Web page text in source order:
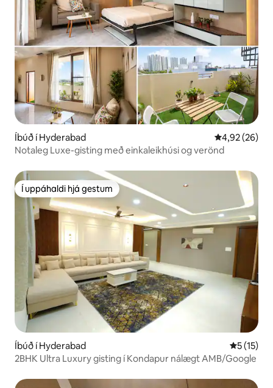
Íbúð í Hyderabad 4,92 af 5 í
4,92 (26)
Notaleg Luxe-gisting með einkaleikhúsi og verönd
Í uppáhaldi hjá gestum
Í uppáhaldi hjá gestum
Íbúð í Hyderabad 5 af 5 í
5 (15)
2BHK Ultra Luxury gisting í Kondapur nálægt AMB/Google